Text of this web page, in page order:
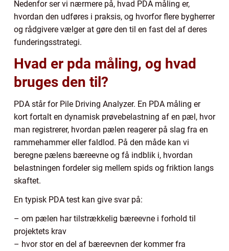
Nedenfor ser vi nærmere på, hvad PDA måling er,
hvordan den udføres i praksis, og hvorfor flere bygherrer
og rådgivere vælger at gøre den til en fast del af deres
funderingsstrategi.
Hvad er pda måling, og hvad
bruges den til?
PDA står for Pile Driving Analyzer. En PDA måling er
kort fortalt en dynamisk prøvebelastning af en pæl, hvor
man registrerer, hvordan pælen reagerer på slag fra en
rammehammer eller faldlod. På den måde kan vi
beregne pælens bæreevne og få indblik i, hvordan
belastningen fordeler sig mellem spids og friktion langs
skaftet.
En typisk PDA test kan give svar på:
– om pælen har tilstrækkelig bæreevne i forhold til
projektets krav
– hvor stor en del af bæreevnen der kommer fra